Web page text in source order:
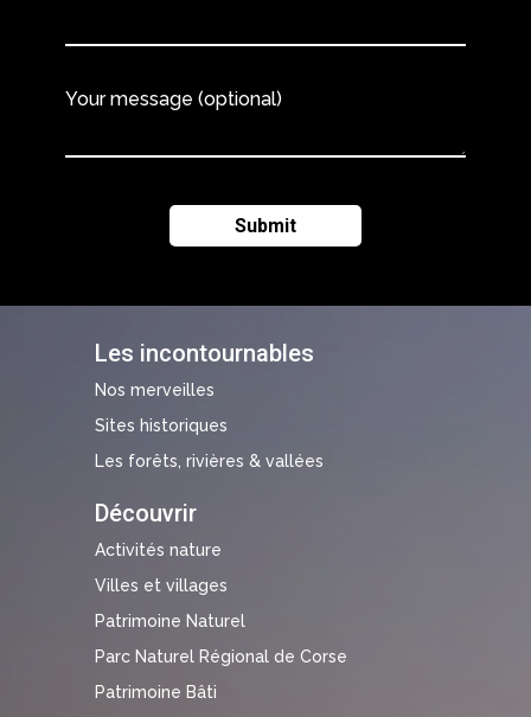
Les incontournables
Nos merveilles
Sites historiques
Les forêts, rivières & vallées
Découvrir
Activités nature
Villes et villages
Patrimoine Naturel
Parc Naturel Régional de Corse
Patrimoine Bâti
Your message (optional)